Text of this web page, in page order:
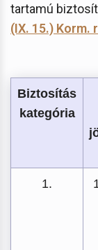
tartamú
(IX. 15.) Korm.
Biztosítás
kategória
1.